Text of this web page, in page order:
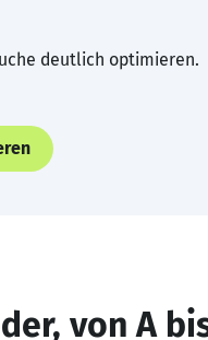
deutlich optimieren.
von A